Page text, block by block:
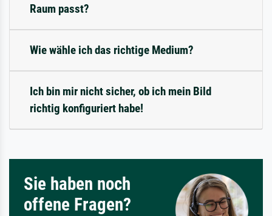
Raum passt?
Wie wähle ich das richtige Medium?
Ich bin mir nicht sicher, ob ich mein Bild
richtig konfiguriert habe!
Sie haben noch
offene Fragen?